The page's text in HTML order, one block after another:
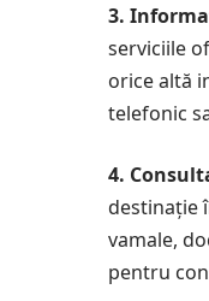
3.
serviciile
orice altă
telefonic
4.
destinație
vamale,
pentru